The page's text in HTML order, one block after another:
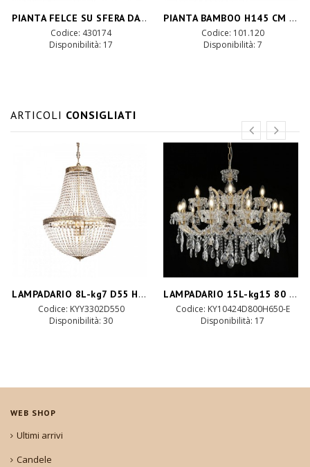
PIANTA FELCE SU SFERA DA APP. H70 cm PN*
Codice: 430174
Disponibilità: 17
PIANTA BAMBOO H145 CM PN *
Codice: 101.120
Disponibilità: 7
ARTICOLI CONSIGLIATI
LAMPADARIO 8L-kg7 D55 H75-antique brass
Codice: KYY3302D550
Disponibilità: 30
LAMPADARIO 15L-kg15 80 H65 CM glass-gold
Codice: KY10424D800H650-E
Disponibilità: 17
WEB SHOP
Ultimi arrivi
Candele